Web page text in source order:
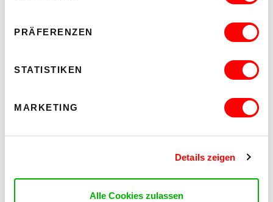
PRÄFERENZEN
STATISTIKEN
MARKETING
Details zeigen
Alle Cookies zulassen
KEX RESIDENZ